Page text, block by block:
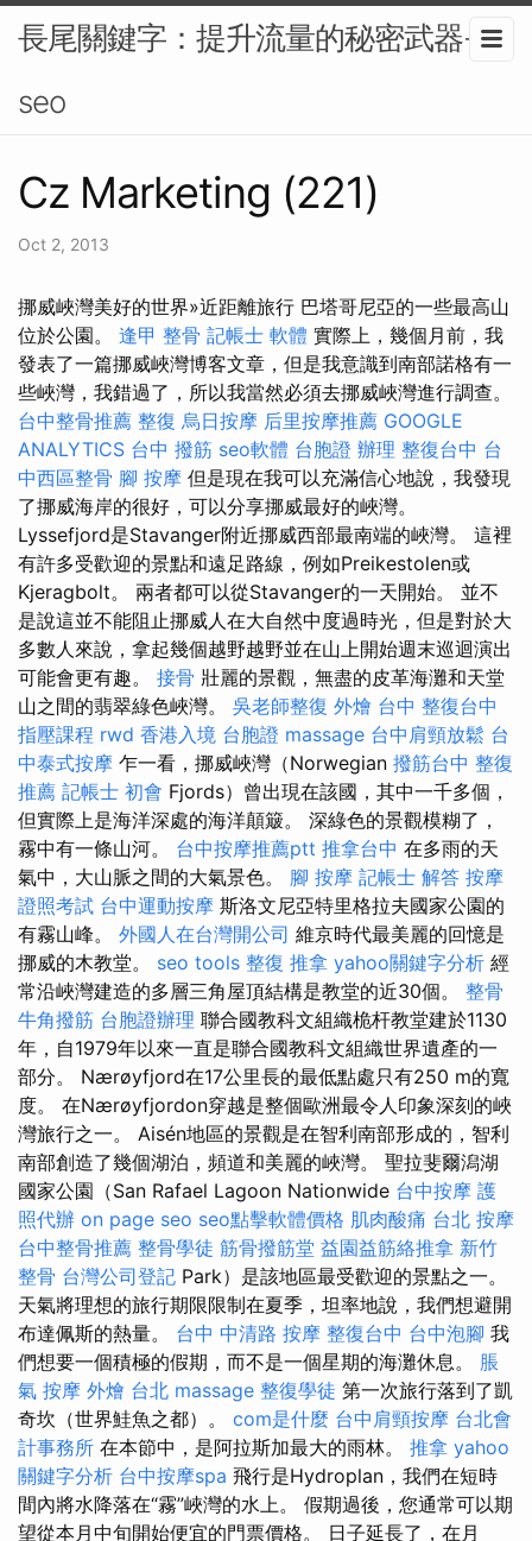
長尾關鍵字：提升流量的秘密武器-
seo
Cz Marketing (221)
Oct 2, 2013
挪威峽灣美好的世界»近距離旅行 巴塔哥尼亞的一些最高山
位於公園。 逢甲 整骨 記帳士 軟體 實際上，幾個月前，我
發表了一篇挪威峽灣博客文章，但是我意識到南部諾格有一
些峽灣，我錯過了，所以我當然必須去挪威峽灣進行調查。
台中整骨推薦 整復 烏日按摩 后里按摩推薦 GOOGLE
ANALYTICS 台中 撥筋 seo軟體 台胞證 辦理 整復台中 台
中西區整骨 腳 按摩 但是現在我可以充滿信心地說，我發現
了挪威海岸的很好，可以分享挪威最好的峽灣。
Lyssefjord是Stavanger附近挪威西部最南端的峽灣。 這裡
有許多受歡迎的景點和遠足路線，例如Preikestolen或
Kjeragbolt。 兩者都可以從Stavanger的一天開始。 並不
是說這並不能阻止挪威人在大自然中度過時光，但是對於大
多數人來說，拿起幾個越野越野並在山上開始週末巡迴演出
可能會更有趣。 接骨 壯麗的景觀，無盡的皮革海灘和天堂
山之間的翡翠綠色峽灣。 吳老師整復 外燴 台中 整復台中
指壓課程 rwd 香港入境 台胞證 massage 台中肩頸放鬆 台
中泰式按摩 乍一看，挪威峽灣（Norwegian 撥筋台中 整復
推薦 記帳士 初會 Fjords）曾出現在該國，其中一千多個，
但實際上是海洋深處的海洋顛簸。 深綠色的景觀模糊了，
霧中有一條山河。 台中按摩推薦ptt 推拿台中 在多雨的天
氣中，大山脈之間的大氣景色。 腳 按摩 記帳士 解答 按摩
證照考試 台中運動按摩 斯洛文尼亞特里格拉夫國家公園的
有霧山峰。 外國人在台灣開公司 維京時代最美麗的回憶是
挪威的木教堂。 seo tools 整復 推拿 yahoo關鍵字分析 經
常沿峽灣建造的多層三角屋頂結構是教堂的近30個。 整骨
牛角撥筋 台胞證辦理 聯合國教科文組織桅杆教堂建於1130
年，自1979年以來一直是聯合國教科文組織世界遺產的一
部分。 Nærøyfjord在17公里長的最低點處只有250 m的寬
度。 在Nærøyfjordon穿越是整個歐洲最令人印象深刻的峽
灣旅行之一。 Aisén地區的景觀是在智利南部形成的，智利
南部創造了幾個湖泊，頻道和美麗的峽灣。 聖拉斐爾潟湖
國家公園（San Rafael Lagoon Nationwide 台中按摩 護
照代辦 on page seo seo點擊軟體價格 肌肉酸痛 台北 按摩
台中整骨推薦 整骨學徒 筋骨撥筋堂 益園益筋絡推拿 新竹
整骨 台灣公司登記 Park）是該地區最受歡迎的景點之一。
天氣將理想的旅行期限限制在夏季，坦率地說，我們想避開
布達佩斯的熱量。 台中 中清路 按摩 整復台中 台中泡腳 我
們想要一個積極的假期，而不是一個星期的海灘休息。 脹
氣 按摩 外燴 台北 massage 整復學徒 第一次旅行落到了凱
奇坎（世界鮭魚之都）。 com是什麼 台中肩頸按摩 台北會
計事務所 在本節中，是阿拉斯加最大的雨林。 推拿 yahoo
關鍵字分析 台中按摩spa 飛行是Hydroplan，我們在短時
間內將水降落在“霧”峽灣的水上。 假期過後，您通常可以期
望從本月中旬開始便宜的門票價格。 日子延長了，在月